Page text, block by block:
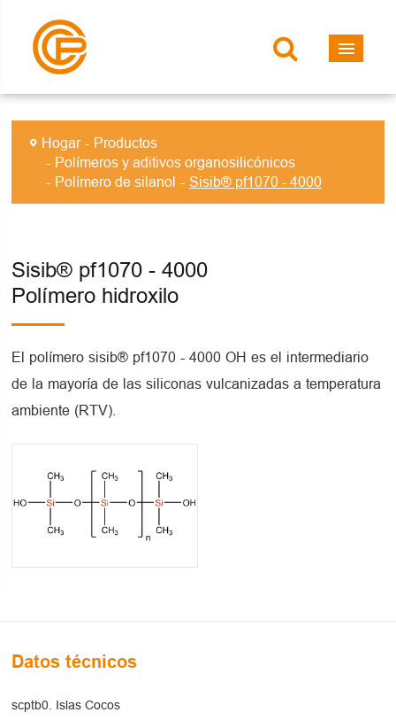
Hogar
Productos
Polímeros y aditivos organosilicónicos
Polímero de silanol
Sisib® pf1070 - 4000
Sisib® pf1070 - 4000
Polímero hidroxilo
El polímero sisib® pf1070 - 4000 OH es el intermediario
de la mayoría de las siliconas vulcanizadas a temperatura
ambiente (RTV).
Datos técnicos
scptb0. Islas Cocos